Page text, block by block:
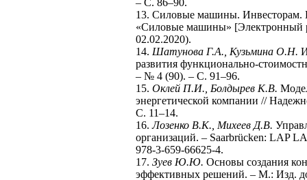
– С. 86–90.
13. Силовые машины. Инвесторам.
«Силовые машины» [Электронный
02.02.2020).
14. Шатунова Г.А., Кузьмина О.Н.
развития функционально-
– № 4 (90). – C. 91–96.
15. Оклей П.И., Болдырев К.В.
энергетической компании //
C. 11–14.
16.Лозенко В.К., Михеев Д.В.
организаций. – Saarbrücken: LAP
978-3-659-66625-4.
17. Зуев Ю.Ю. Основы создания
эффективных решений. – М.: Изд.